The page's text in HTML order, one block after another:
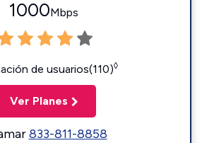
1000Mbps
de usuarios(110)◊
Ver Planes
833-811-8858